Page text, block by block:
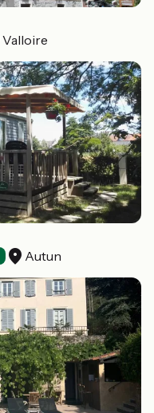
Valloire
Autun